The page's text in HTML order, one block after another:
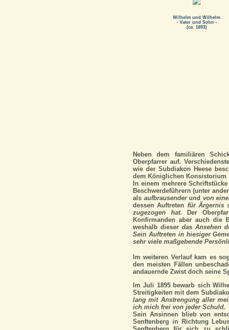
Wilhelm und Wilhelm
- Vater und Sohn -
(ca. 1893)
Neben dem familiären
Oberpfarrer auf.
wie der Subdiakon Heese
dem Königlichen Konsistorium
In einem mehrere
Beschwerdeführern (unter
als aufbrausenderund von
dessen Auftreten für Ärgernis
zugezogen hat. Der
Konfirmanden aber auch die
weshalb dieserdas Ansehen
Sein Auftreten in hiesiger
sehr viele maßgebende
Im weiteren Verlauf kam es
den meisten Fällen
andauernde Zwist doch seine
Im Juli 1895 bewarb sich
Streitigkeiten mit dem
lang mit Anstrengung aller
ich mich frei von jeder Schuld.
Sein Ansinnen blieb von
Senftenberg in Richtung